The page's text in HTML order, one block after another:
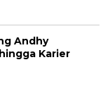
Andhy
Karier